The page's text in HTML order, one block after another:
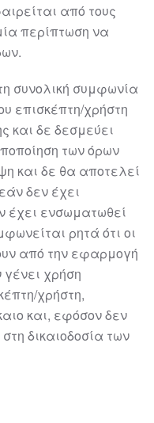
από τους
περίπτωση να
συνολική συμφωνία
επισκέπτη/χρήστη
και δε δεσμεύει
των όρων
και δε θα αποτελεί
δεν έχει
έχει ενσωματωθεί
ρητά ότι οι
από την εφαρμογή
χρήση
χρήστη,
και, εφόσον δεν
δικαιοδοσία των